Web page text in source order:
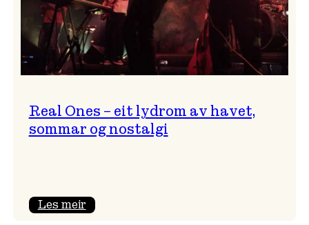
Real Ones – eit lydrom av havet,
sommar og nostalgi
Les meir: